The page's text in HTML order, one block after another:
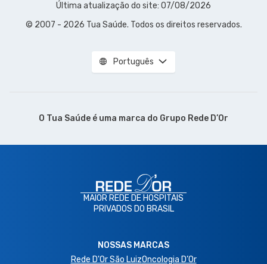
Última atualização do site: 07/08/2026
© 2007 - 2026 Tua Saúde. Todos os direitos reservados.
Português
O Tua Saúde é uma marca do Grupo Rede D’Or
MAIOR REDE DE HOSPITAIS
PRIVADOS DO BRASIL
NOSSAS MARCAS
Rede D'Or São LuizOncologia D’Or